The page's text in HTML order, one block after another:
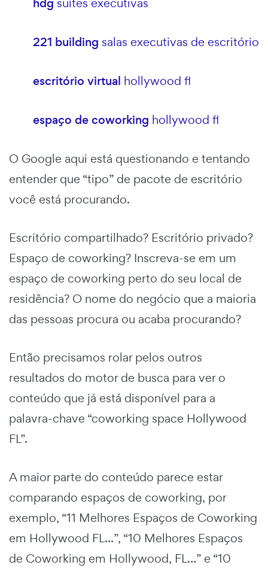
221 building salas executivas de escritório
escritório virtual hollywood fl
espaço de coworking hollywood fl
O Google aqui está questionando e tentando
entender que “tipo” de pacote de escritório
você está procurando.
Escritório compartilhado? Escritório privado?
Espaço de coworking? Inscreva-se em um
espaço de coworking perto do seu local de
residência? O nome do negócio que a maioria
das pessoas procura ou acaba procurando?
Então precisamos rolar pelos outros
resultados do motor de busca para ver o
conteúdo que já está disponível para a
palavra-chave “coworking space Hollywood
FL”.
A maior parte do conteúdo parece estar
comparando espaços de coworking, por
exemplo, “11 Melhores Espaços de Coworking
em Hollywood FL...”, “10 Melhores Espaços
de Coworking em Hollywood, FL…” e “10